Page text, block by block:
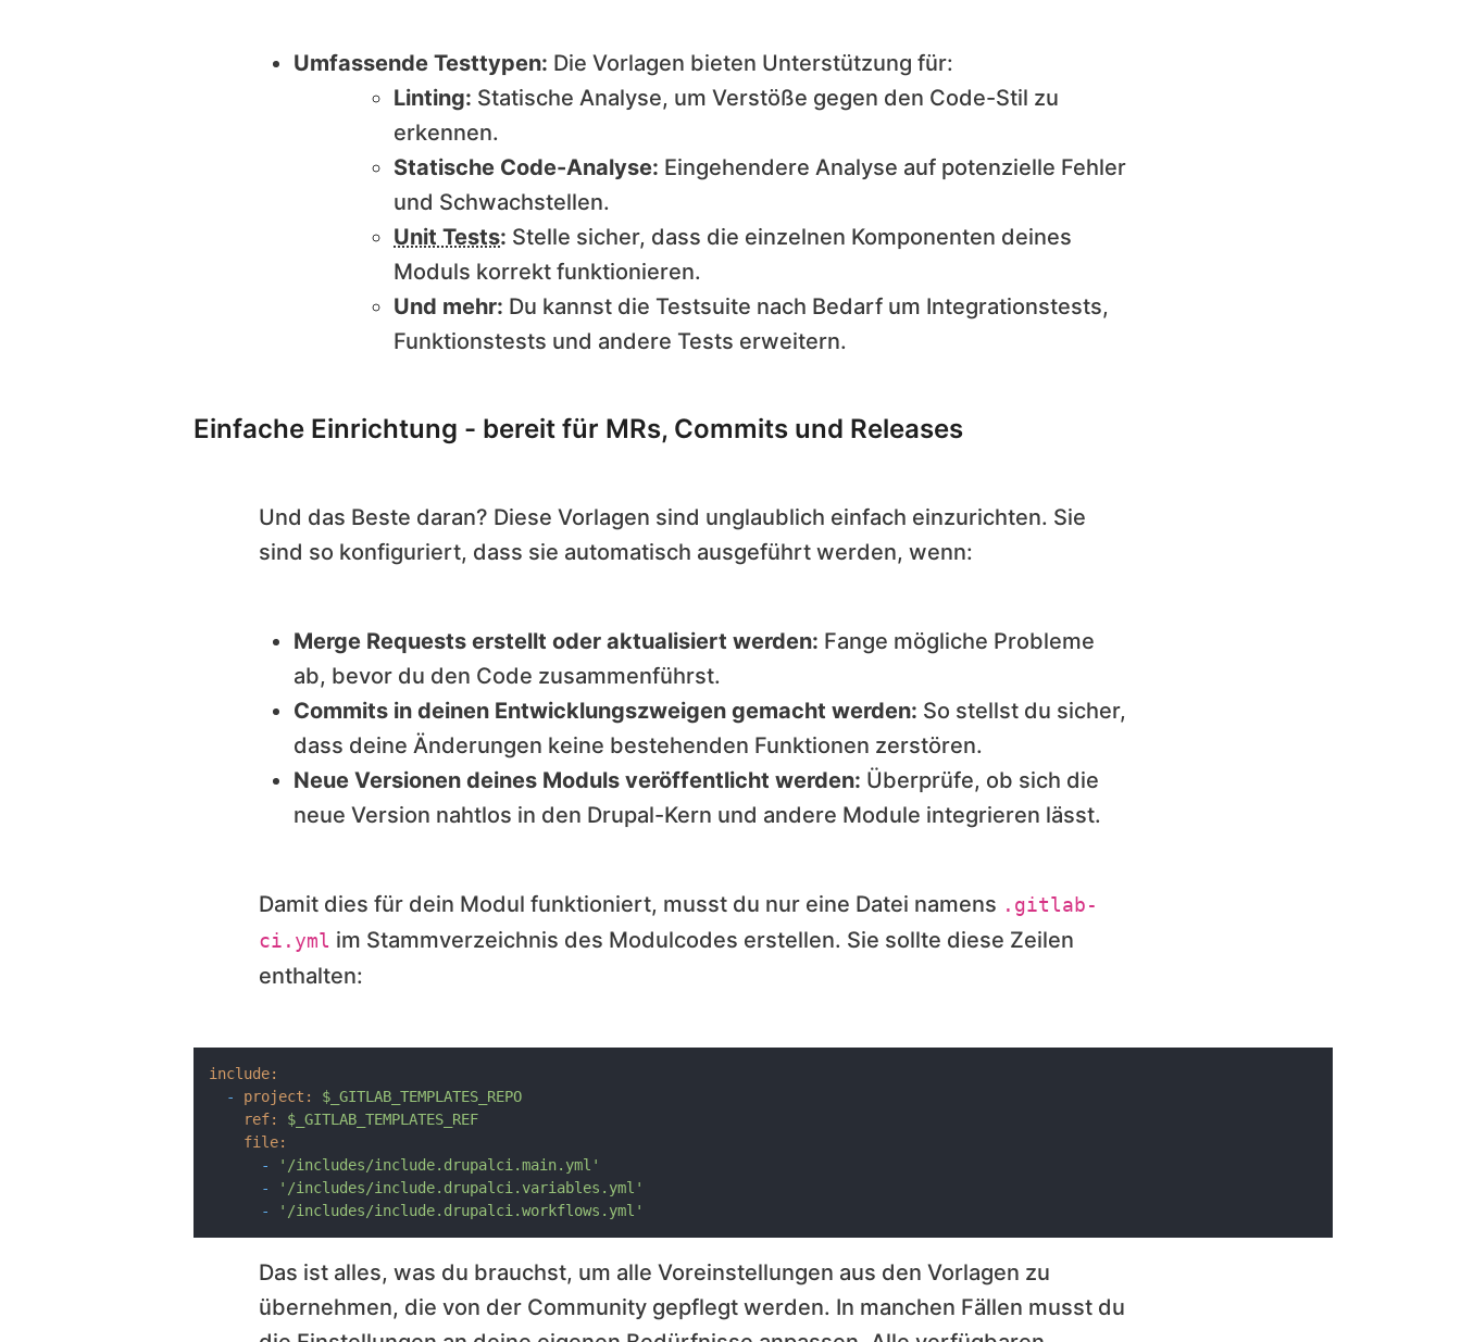
Umfassende Testtypen: Die Vorlagen bieten Unterstützung für:
Linting: Statische Analyse, um Verstöße gegen den Code-Stil zu
erkennen.
Statische Code-Analyse: Eingehendere Analyse auf potenzielle Fehler
und Schwachstellen.
Unit Tests: Stelle sicher, dass die einzelnen Komponenten deines
Moduls korrekt funktionieren.
Und mehr: Du kannst die Testsuite nach Bedarf um Integrationstests,
Funktionstests und andere Tests erweitern.
Einfache Einrichtung - bereit für MRs, Commits und Releases
Und das Beste daran? Diese Vorlagen sind unglaublich einfach einzurichten. Sie
sind so konfiguriert, dass sie automatisch ausgeführt werden, wenn:
Merge Requests erstellt oder aktualisiert werden: Fange mögliche Probleme
ab, bevor du den Code zusammenführst.
Commits in deinen Entwicklungszweigen gemacht werden: So stellst du sicher,
dass deine Änderungen keine bestehenden Funktionen zerstören.
Neue Versionen deines Moduls veröffentlicht werden: Überprüfe, ob sich die
neue Version nahtlos in den Drupal-Kern und andere Module integrieren lässt.
Damit dies für dein Modul funktioniert, musst du nur eine Datei namens .gitlab-
ci.yml im Stammverzeichnis des Modulcodes erstellen. Sie sollte diese Zeilen
enthalten:
include:
-
project:
$_GITLAB_TEMPLATES_REPO
ref:
$_GITLAB_TEMPLATES_REF
file:
-
'/includes/include.drupalci.main.yml'
-
'/includes/include.drupalci.variables.yml'
-
'/includes/include.drupalci.workflows.yml'
Das ist alles, was du brauchst, um alle Voreinstellungen aus den Vorlagen zu
übernehmen, die von der Community gepflegt werden. In manchen Fällen musst du